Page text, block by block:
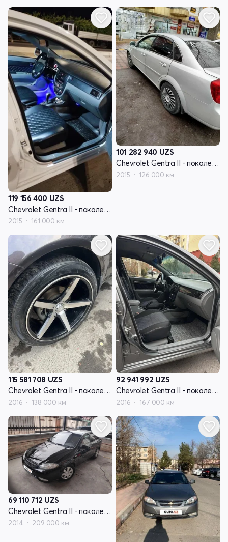
119 156 400 UZS
Chevrolet Gentra II - поколение
2015 161 000 км
101 282 940 UZS
Chevrolet Gentra II - поколение
2015 126 000 км
115 581 708 UZS
Chevrolet Gentra II - поколение
2016 138 000 км
92 941 992 UZS
Chevrolet Gentra II - поколение
2016 167 000 км
69 110 712 UZS
Chevrolet Gentra II - поколение
2014 209 000 км